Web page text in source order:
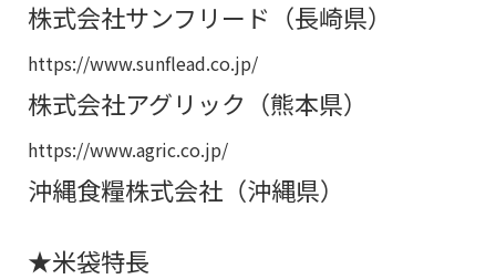
株式会社サンフリード（長崎県）
https://www.sunflead.co.jp/
株式会社アグリック（熊本県）
https://www.agric.co.jp/
沖縄食糧株式会社（沖縄県）
★米袋特長